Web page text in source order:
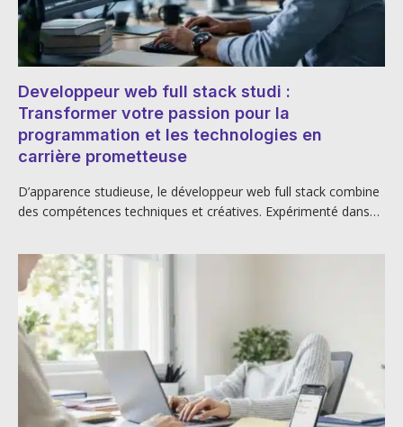
Developpeur web full stack studi :
Transformer votre passion pour la
programmation et les technologies en
carrière prometteuse
D’apparence studieuse, le développeur web full stack combine
des compétences techniques et créatives. Expérimenté dans…